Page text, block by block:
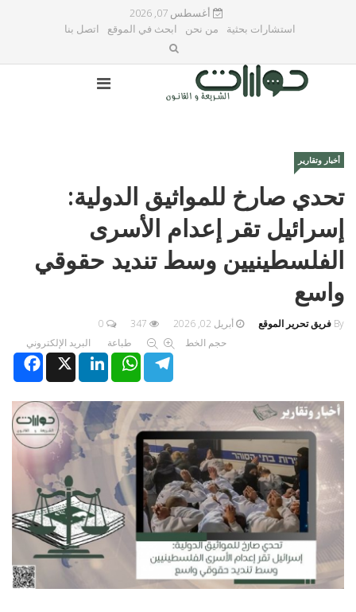
أغسطس 07, 2026
استشارات بحثية
من نحن ابحث في الموقع اتصل بنا
أخبار وتقارير
تحدي صارخ للمواثيق الدولية:
إسرائيل تقر إعدام الأسرى
الفلسطينيين وسط تنديد حقوقي
واسع
By فريق تحرير الموقع أبريل 02, 2026
0
حجم الخط
طباعة
البريد الإلكتروني
XLinkedInWhatsAppTelegram